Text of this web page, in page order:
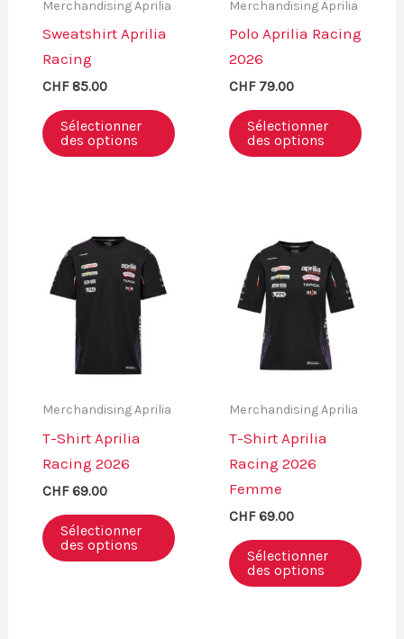
Merchandising Aprilia
Sweatshirt Aprilia
Racing
CHF85.00
Sélectionner
des options
Merchandising Aprilia
Polo Aprilia Racing
2026
CHF79.00
Sélectionner
des options
Merchandising Aprilia
T-Shirt Aprilia
Racing 2026
CHF69.00
Sélectionner
des options
Merchandising Aprilia
T-Shirt Aprilia
Racing 2026
Femme
CHF69.00
Sélectionner
des options